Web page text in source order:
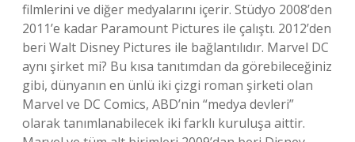
filmlerini ve diğer medyalarını içerir. Stüdyo 2008’den
2011’e kadar Paramount Pictures ile çalıştı. 2012’den
beri Walt Disney Pictures ile bağlantılıdır. Marvel DC
aynı şirket mi? Bu kısa tanıtımdan da görebileceğiniz
gibi, dünyanın en ünlü iki çizgi roman şirketi olan
Marvel ve DC Comics, ABD’nin “medya devleri”
olarak tanımlanabilecek iki farklı kuruluşa aittir.